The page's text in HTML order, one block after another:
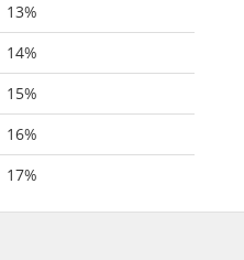
13%
14%
15%
16%
17%